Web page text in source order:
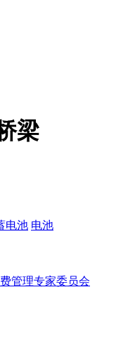
梁
电池 电池
管理专家委员会